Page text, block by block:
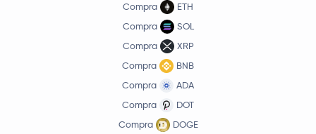
Compra
ETH
Compra
SOL
Compra
XRP
Compra
BNB
Compra
ADA
Compra
DOT
Compra
DOGE